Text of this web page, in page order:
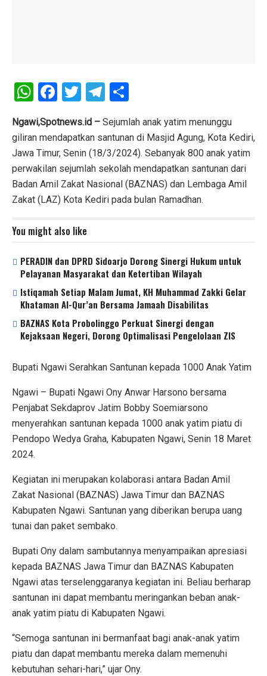
W
h
at
s
A
p
p
F
a
ce
b
o
o
k
T
wi
tt
er
T
el
e
gr
a
m
h
ar
e
Ngawi,Spotnews.id – Sejumlah anak yatim menunggu
giliran mendapatkan santunan di Masjid Agung, Kota Kediri,
Jawa Timur, Senin (18/3/2024). Sebanyak 800 anak yatim
perwakilan sejumlah sekolah mendapatkan santunan dari
Badan Amil Zakat Nasional (BAZNAS) dan Lembaga Amil
Zakat (LAZ) Kota Kediri pada bulan Ramadhan.
You might also like
PERADIN dan DPRD Sidoarjo Dorong Sinergi Hukum untuk
Pelayanan Masyarakat dan Ketertiban Wilayah
Istiqamah Setiap Malam Jumat, KH Muhammad Zakki Gelar
Khataman Al-Qur’an Bersama Jamaah Disabilitas
BAZNAS Kota Probolinggo Perkuat Sinergi dengan
Kejaksaan Negeri, Dorong Optimalisasi Pengelolaan ZIS
Bupati Ngawi Serahkan Santunan kepada 1000 Anak Yatim
Ngawi – Bupati Ngawi Ony Anwar Harsono bersama
Penjabat Sekdaprov Jatim Bobby Soemiarsono
menyerahkan santunan kepada 1000 anak yatim piatu di
Pendopo Wedya Graha, Kabupaten Ngawi, Senin 18 Maret
2024.
Kegiatan ini merupakan kolaborasi antara Badan Amil
Zakat Nasional (BAZNAS) Jawa Timur dan BAZNAS
Kabupaten Ngawi. Santunan yang diberikan berupa uang
tunai dan paket sembako.
Bupati Ony dalam sambutannya menyampaikan apresiasi
kepada BAZNAS Jawa Timur dan BAZNAS Kabupaten
Ngawi atas terselenggaranya kegiatan ini. Beliau berharap
santunan ini dapat membantu meringankan beban anak-
anak yatim piatu di Kabupaten Ngawi.
“Semoga santunan ini bermanfaat bagi anak-anak yatim
piatu dan dapat membantu mereka dalam memenuhi
kebutuhan sehari-hari,” ujar Ony.